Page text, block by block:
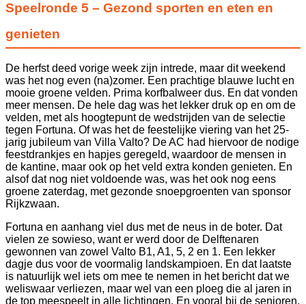
Speelronde 5 – Gezond sporten en eten en
genieten
De herfst deed vorige week zijn intrede, maar dit weekend
was het nog even (na)zomer. Een prachtige blauwe lucht en
mooie groene velden. Prima korfbalweer dus. En dat vonden
meer mensen. De hele dag was het lekker druk op en om de
velden, met als hoogtepunt de wedstrijden van de selectie
tegen Fortuna. Of was het de feestelijke viering van het 25-
jarig jubileum van Villa Valto? De AC had hiervoor de nodige
feestdrankjes en hapjes geregeld, waardoor de mensen in
de kantine, maar ook op het veld extra konden genieten. En
alsof dat nog niet voldoende was, was het ook nog eens
groene zaterdag, met gezonde snoepgroenten van sponsor
Rijkzwaan.
Fortuna en aanhang viel dus met de neus in de boter. Dat
vielen ze sowieso, want er werd door de Delftenaren
gewonnen van zowel Valto B1, A1, 5, 2 en 1. Een lekker
dagje dus voor de voormalig landskampioen. En dat laatste
is natuurlijk wel iets om mee te nemen in het bericht dat we
weliswaar verliezen, maar wel van een ploeg die al jaren in
de top meespeelt in alle lichtingen. En vooral bij de senioren,